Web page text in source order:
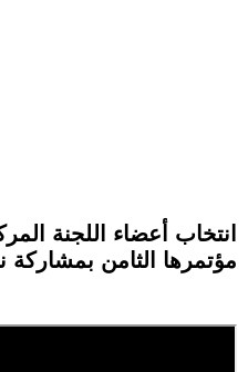
انتخاب أعضاء اللجنة
مؤتمرها الثامن بمشاركة نحو